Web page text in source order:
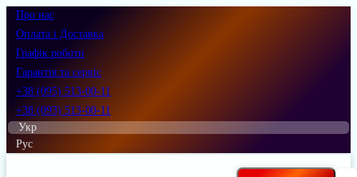
Про нас
Оплата і Доставка
Графік роботи
Гарантія та сервіс
+38 (095) 513-00-11
+38 (093) 513-00-11
Укр
Рус